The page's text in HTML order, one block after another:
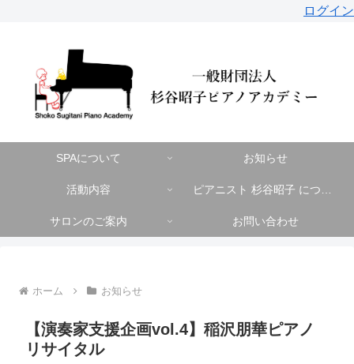
ログイン
SPAについて お知らせ
活動内容
サロンのご案内 お問い合わせ
ホーム お知らせ
【演奏家支援企画vol.4】稲沢朋華ピアノ
リサイタル